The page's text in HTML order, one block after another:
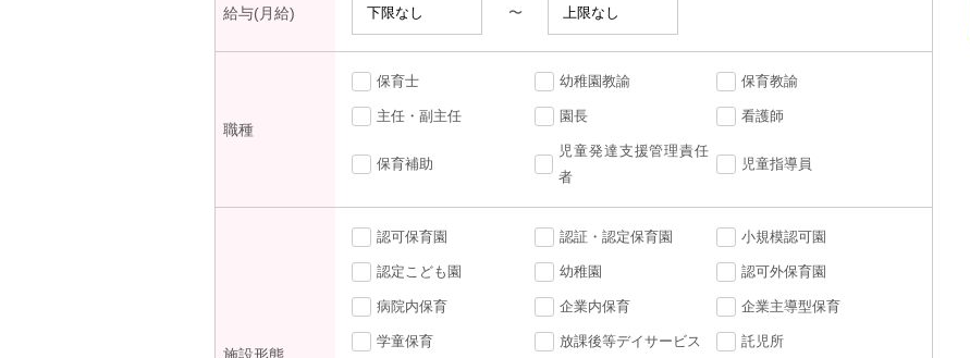
給与(月給) 〜
職種
保育士 幼稚園教諭 保育教諭
主任・副主任 園長 看護師
保育補助
児童発達支援管理責任
者
児童指導員
認可保育園 認証・認定保育園 小規模認可園
認定こども園 幼稚園 認可外保育園
病院内保育 企業内保育 企業主導型保育
学童保育 放課後等デイサービス 託児所